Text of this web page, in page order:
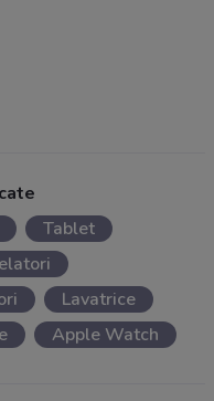
Tablet
Lavatrice
Apple Watch